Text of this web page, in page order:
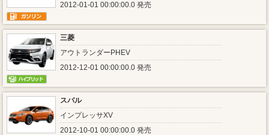
2012-01-01 00:00:00.0 発売
三菱
アウトランダーPHEV
2012-12-01 00:00:00.0 発売
スバル
インプレッサXV
2012-10-01 00:00:00.0 発売